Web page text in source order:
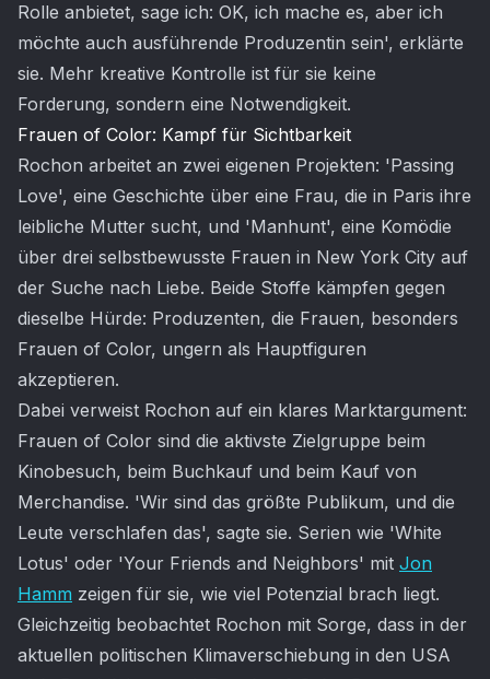
Rolle anbietet, sage ich: OK, ich mache es, aber ich
möchte auch ausführende Produzentin sein', erklärte
sie. Mehr kreative Kontrolle ist für sie keine
Forderung, sondern eine Notwendigkeit.
Frauen of Color: Kampf für Sichtbarkeit
Rochon arbeitet an zwei eigenen Projekten: 'Passing
Love', eine Geschichte über eine Frau, die in Paris ihre
leibliche Mutter sucht, und 'Manhunt', eine Komödie
über drei selbstbewusste Frauen in New York City auf
der Suche nach Liebe. Beide Stoffe kämpfen gegen
dieselbe Hürde: Produzenten, die Frauen, besonders
Frauen of Color, ungern als Hauptfiguren
akzeptieren.
Dabei verweist Rochon auf ein klares Marktargument:
Frauen of Color sind die aktivste Zielgruppe beim
Kinobesuch, beim Buchkauf und beim Kauf von
Merchandise. 'Wir sind das größte Publikum, und die
Leute verschlafen das', sagte sie. Serien wie 'White
Lotus' oder 'Your Friends and Neighbors' mit Jon
Hamm zeigen für sie, wie viel Potenzial brach liegt.
Gleichzeitig beobachtet Rochon mit Sorge, dass in der
aktuellen politischen Klimaverschiebung in den USA